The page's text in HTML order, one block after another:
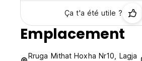
Ça t'a été utile ?
Emplacement
Rruga Mithat Hoxha Nr10, Lagja